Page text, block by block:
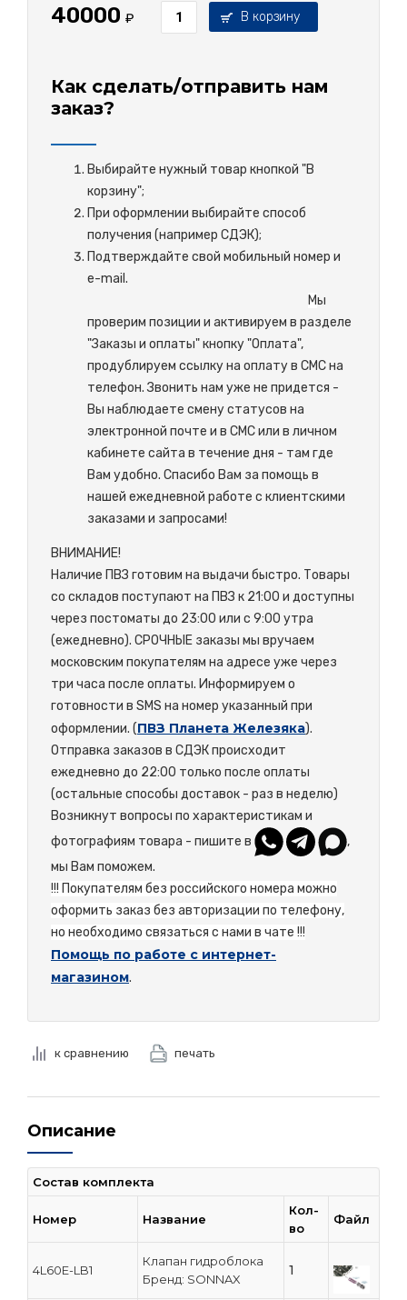
40000 ₽ В корзину
Как сделать/отправить нам
заказ?
Выбирайте нужный товар кнопкой "В
корзину";
При оформлении выбирайте способ
получения (например СДЭК);
Подтверждайте свой мобильный номер и
e-mail.
Мы
проверим позиции и активируем в разделе
"Заказы и оплаты" кнопку "Оплата",
продублируем ссылку на оплату в СМС на
телефон. Звонить нам уже не придется -
Вы наблюдаете смену статусов на
электронной почте и в СМС или в личном
кабинете сайта в течение дня - там где
Вам удобно. Спасибо Вам за помощь в
нашей ежедневной работе с клиентскими
заказами и запросами!
ВНИМАНИЕ!
Наличие ПВЗ готовим на выдачи быстро. Товары
со складов поступают на ПВЗ к 21:00 и доступны
через постоматы до 23:00 или с 9:00 утра
(ежедневно). СРОЧНЫЕ заказы мы вручаем
московским покупателям на адресе уже через
три часа после оплаты. Информируем о
готовности в SMS на номер указанный при
оформлении. (ПВЗ Планета Железяка).
Отправка заказов в СДЭК происходит
ежедневно до 22:00 только после оплаты
(остальные способы доставок - раз в неделю)
Возникнут вопросы по характеристикам и
фотографиям товара - пишите в
,
мы Вам поможем.
!!! Покупателям без российского номера можно
оформить заказ без авторизации по телефону,
но необходимо связаться с нами в чате !!!
Помощь по работе с интернет-
магазином.
к сравнению печать
Описание
Состав комплекта
Номер Название
Кол-
во
Файл
4L60E-LB1
Клапан гидроблока
Бренд: SONNAX
1